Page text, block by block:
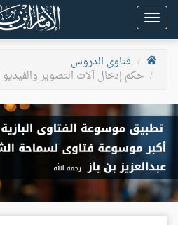
Toggle
navigation
فتاوى الدروس
حكم إدخال آلات التصوير